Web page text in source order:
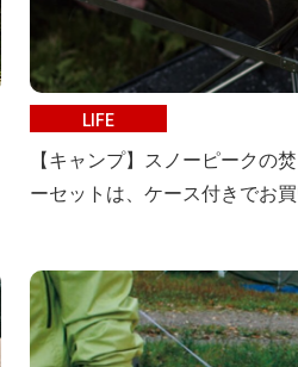
LIFE
【キャンプ】スノーピークの
ーセットは、ケース付きでお